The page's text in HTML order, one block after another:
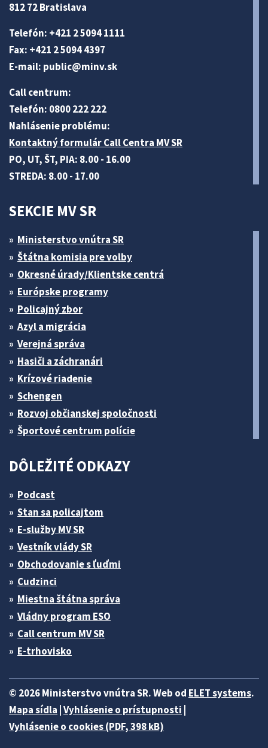
812 72 Bratislava
Telefón: +421 2 5094 1111
Fax: +421 2 5094 4397
E-mail: public@minv.sk
Call centrum:
Telefón: 0800 222 222
Nahlásenie problému:
Kontaktný formulár Call Centra MV SR
PO, UT, ŠT, PIA: 8.00 - 16.00
STREDA: 8.00 - 17.00
SEKCIE MV SR
Ministerstvo vnútra SR
Štátna komisia pre volby
Okresné úrady/Klientske centrá
Európske programy
Policajný zbor
Azyl a migrácia
Verejná správa
Hasiči a záchranári
Krízové riadenie
Schengen
Rozvoj občianskej spoločnosti
Športové centrum polície
DÔLEŽITÉ ODKAZY
Podcast
Stan sa policajtom
E-služby MV SR
Vestník vlády SR
Obchodovanie s ľuďmi
Cudzinci
Miestna štátna správa
Vládny program ESO
Call centrum MV SR
E-trhovisko
© 2026 Ministerstvo vnútra SR. Web od ELET systems.
Mapa sídla Vyhlásenie o prístupnosti
Vyhlásenie o cookies (PDF, 398 kB)